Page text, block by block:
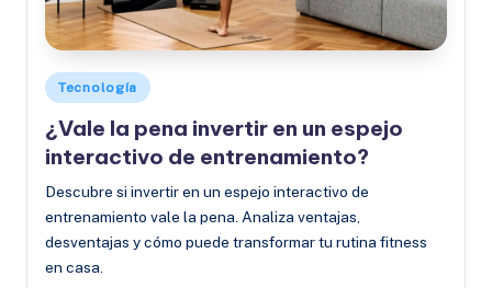
Publicado
en
Tecnología
¿Vale la pena invertir en un espejo
interactivo de entrenamiento?
Descubre si invertir en un espejo interactivo de
entrenamiento vale la pena. Analiza ventajas,
desventajas y cómo puede transformar tu rutina fitness
en casa.